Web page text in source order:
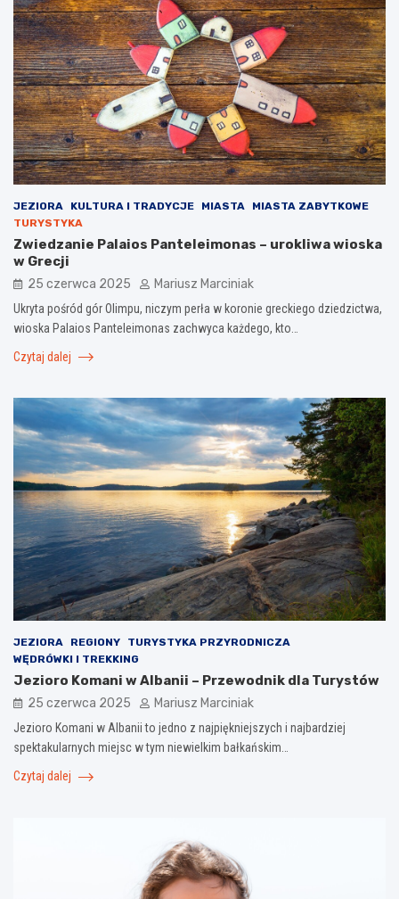
JEZIORA KULTURA I TRADYCJE MIASTA
MIASTA ZABYTKOWE
TURYSTYKA
Zwiedzanie Palaios Panteleimonas – urokliwa wioska
w Grecji
25 czerwca 2025 Mariusz Marciniak
Ukryta pośród gór Olimpu, niczym perła w koronie greckiego dziedzictwa,
wioska Palaios Panteleimonas zachwyca każdego, kto…
Czytaj dalej
JEZIORA REGIONY
TURYSTYKA PRZYRODNICZA
WĘDRÓWKI I TREKKING
Jezioro Komani w Albanii – Przewodnik dla Turystów
25 czerwca 2025 Mariusz Marciniak
Jezioro Komani w Albanii to jedno z najpiękniejszych i najbardziej
spektakularnych miejsc w tym niewielkim bałkańskim…
Czytaj dalej